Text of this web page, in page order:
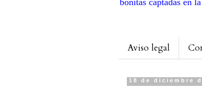
bonitas captadas en
Aviso legal
18 de diciembre